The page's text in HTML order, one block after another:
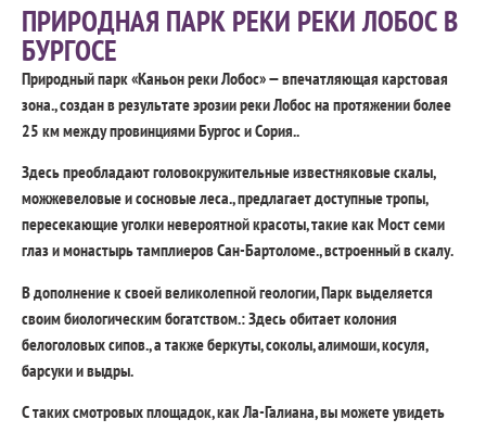
ПРИРОДНАЯ ПАРК РЕКИ РЕКИ ЛОБОС В
БУРГОСЕ
Природный парк «Каньон реки Лобос» — впечатляющая карстовая
зона., создан в результате эрозии реки Лобос на протяжении более
25 км между провинциями Бургос и Сория..
Здесь преобладают головокружительные известняковые скалы,
можжевеловые и сосновые леса., предлагает доступные тропы,
пересекающие уголки невероятной красоты, такие как Мост семи
глаз и монастырь тамплиеров Сан-Бартоломе., встроенный в скалу.
В дополнение к своей великолепной геологии, Парк выделяется
своим биологическим богатством.: Здесь обитает колония
белоголовых сипов., а также беркуты, соколы, алимоши, косуля,
барсуки и выдры.
С таких смотровых площадок, как Ла-Галиана, вы можете увидеть